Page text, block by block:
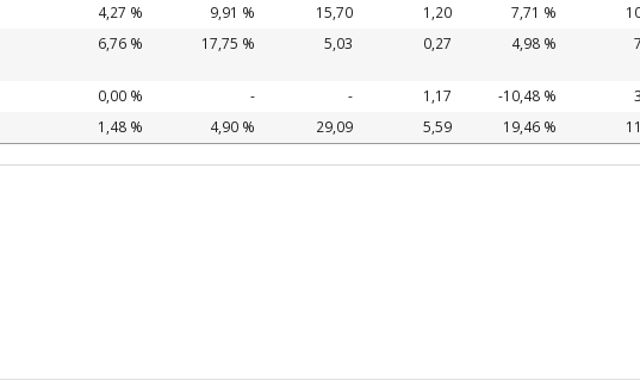
4,27 % 9,91 % 15,70 1,20 7,71 %
6,76 % 17,75 % 5,03 0,27 4,98 % 7
0,00 % - - 1,17 -10,48 % 3
1,48 % 4,90 % 29,09 5,59 19,46 % 11